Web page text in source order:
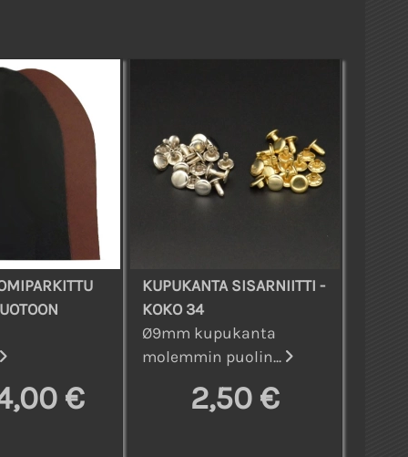
€
KUPUKANTA SISARNIITTI -
KOKO 34
Ø9mm kupukanta
molemmin puolin...
2,50 €